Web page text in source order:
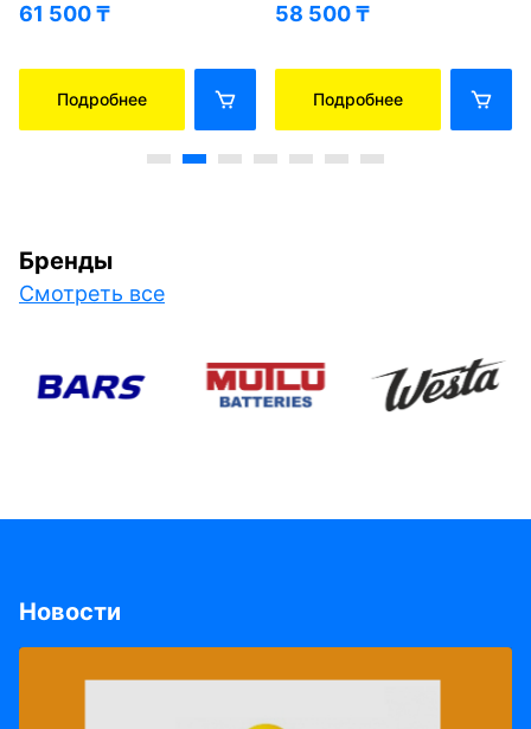
61 500₸
Подробнее
58 500₸
Подробнее
Бренды
Смотреть все
Новости